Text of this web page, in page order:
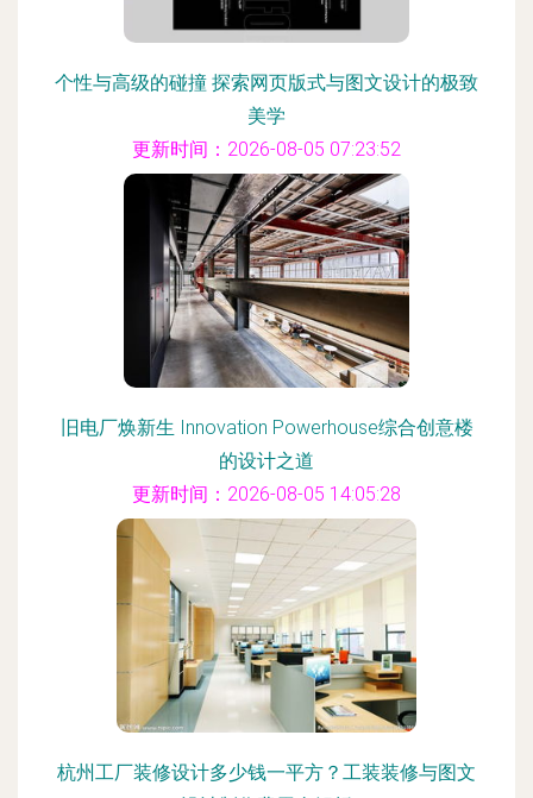
个性与高级的碰撞 探索网页版式与图文设计的极致
美学
更新时间：2026-08-05 07:23:52
旧电厂焕新生 Innovation Powerhouse综合创意楼
的设计之道
更新时间：2026-08-05 14:05:28
杭州工厂装修设计多少钱一平方？工装装修与图文